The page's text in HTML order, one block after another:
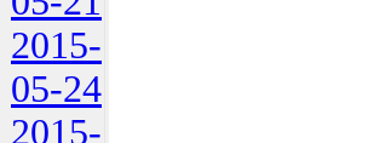
2015-
05-24
2015-